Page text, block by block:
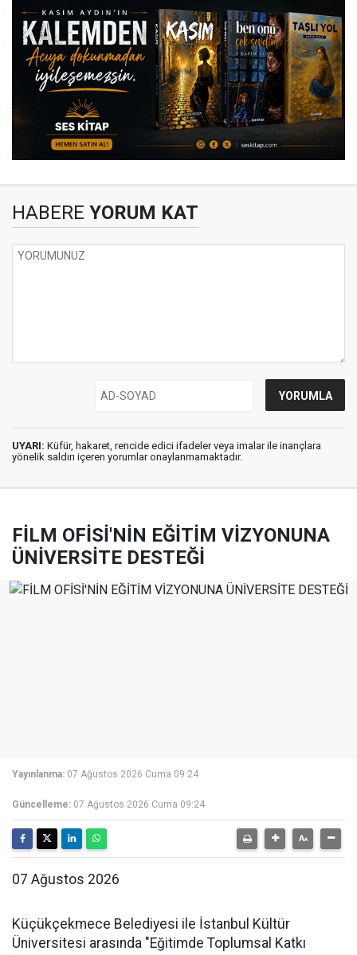
HABERE YORUM KAT
UYARI: Küfür, hakaret, rencide edici ifadeler veya imalar ile inançlara
yönelik saldırı içeren yorumlar onaylanmamaktadır.
FİLM OFİSİ'NİN EĞİTİM VİZYONUNA
ÜNİVERSİTE DESTEĞİ
Yayınlanma: 07 Ağustos 2026 Cuma 09:24
Güncelleme: 07 Ağustos 2026 Cuma 09:24
07 Ağustos 2026
Küçükçekmece Belediyesi ile İstanbul Kültür
Üniversitesi arasında "Eğitimde Toplumsal Katkı